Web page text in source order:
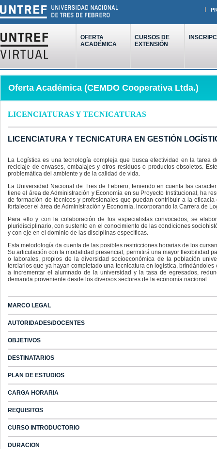
OFERTA
ACADÉMICA
CURSOS DE
EXTENSIÓN
Oferta Académica (CEMDO Cooperativa Ltda.)
LICENCIATURAS Y TECNICATURAS
LICENCIATURA Y TECNICATURA EN GESTIÓN
La Logística es una tecnología compleja que busca efectividad en la tarea
reciclaje de envases, embalajes y otros residuos o productos obsoletos.
problemática del ambiente y de la calidad de vida.
La Universidad Nacional de Tres de Febrero, teniendo en cuenta las
tiene el área de Administración y Economía en su Proyecto Institucional, ha
de formación de técnicos y profesionales que puedan contribuir a la
fortalecer el área de Administración y Economía, incorporando la Carrera de
Para ello y con la colaboración de los especialistas convocados, se
pluridisciplinario, con sustento en el conocimiento de las condiciones
y con eje en el dominio de las disciplinas específicas.
Esta metodología da cuenta de las posibles restricciones horarias de los
Su articulación con la modalidad presencial, permitirá una mayor flexibilidad
o laborales, propios de la diversidad socioeconómica de la población
terciarios que ya hayan completado una tecnicatura en logística,
a incrementar el alumnado de la universidad y la tasa de egresados,
demanda proveniente desde los diversos sectores de la economía nacional.
MARCO LEGAL
AUTORIDADES/DOCENTES
OBJETIVOS
DESTINATARIOS
PLAN DE ESTUDIOS
CARGA HORARIA
REQUISITOS
CURSO INTRODUCTORIO
DURACION